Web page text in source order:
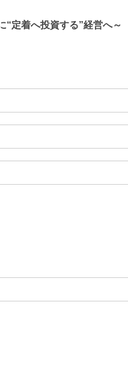
“定着へ投資する”経営へ～